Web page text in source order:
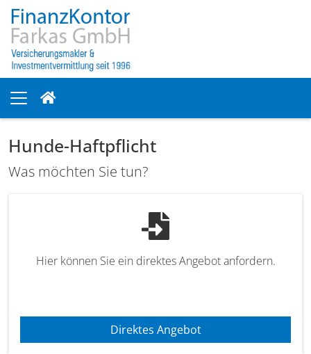
Hunde-Haftpflicht
Was möchten Sie tun?
Hier können Sie ein direktes Angebot anfordern.
Direktes Angebot